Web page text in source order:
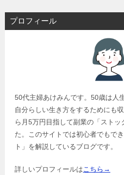
プロフィール
50代主婦あけみんです。50歳は人
自分らしい生き方をするためにも
ら月5万円目指して副業の「スト
た。このサイトでは初心者でもで
ト」を解説しているブログです。
詳しいプロフィールはこちら→